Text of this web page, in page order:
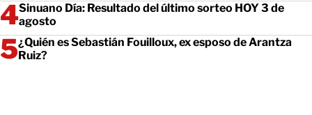
Sinuano Día: Resultado del último sorteo HOY 3 de
agosto
¿Quién es Sebastián Fouilloux, ex esposo de Arantza
Ruiz?